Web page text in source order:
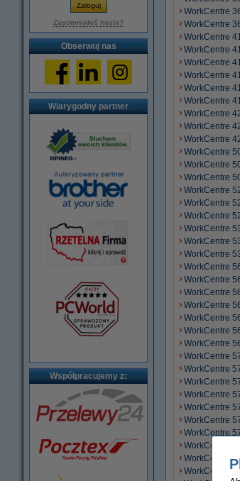
Zapomniałeś hasła?
Obserwuj nas
Wiarygodny partner
Współpracujemy z:
WorkCentre
WorkCentre
WorkCentre
WorkCentre
WorkCentre
WorkCentre
WorkCentre
WorkCentre
WorkCentre
WorkCentre
WorkCentre
WorkCentre
WorkCentre
WorkCentre
WorkCentre
WorkCentre
WorkCentre
WorkCentre
WorkCentre
WorkCentre
WorkCentre
WorkCentre
WorkCentre
WorkCentre
WorkCentre
WorkCentre
WorkCentre
WorkCentre
WorkCentre
WorkCentre
WorkCentre
WorkCentre
WorkCentre
WorkCentre
WorkCentre
WorkCentre
WorkCentre